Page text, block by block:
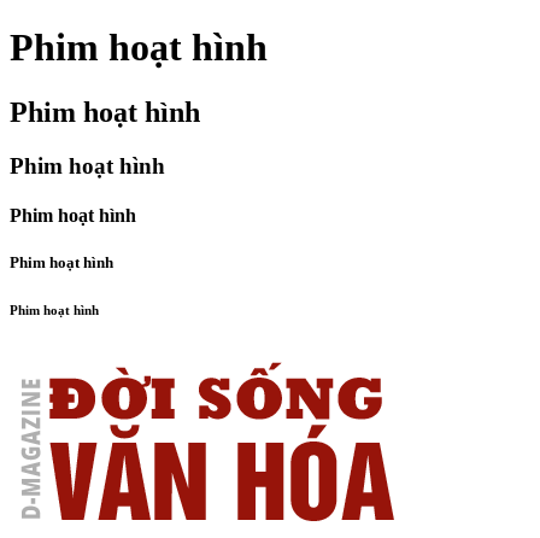
Phim hoạt hình
Phim hoạt hình
Phim hoạt hình
Phim hoạt hình
Phim hoạt hình
Phim hoạt hình